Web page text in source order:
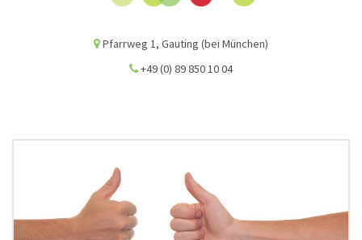
Pfarrweg 1, Gauting (bei München)
+49 (0) 89 850 10 04